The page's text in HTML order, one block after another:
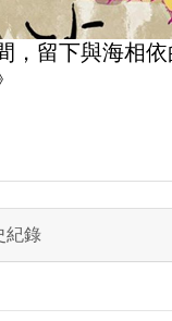
，留下與海相依
紀錄